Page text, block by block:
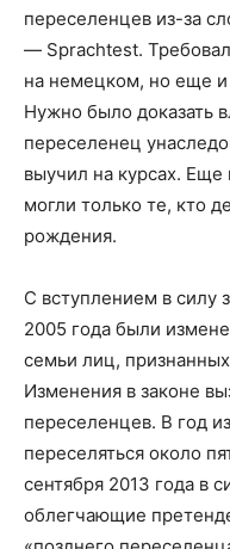
переселенцев из-за
— Sprachtest.
на немецком, но еще и
Нужно было доказать
переселенец
выучил на курсах.
могли только те, кто
рождения.
С вступлением в силу
2005 года были
семьи лиц,
Изменения в законе
переселенцев. В год
переселяться около
сентября 2013 года в
облегчающие